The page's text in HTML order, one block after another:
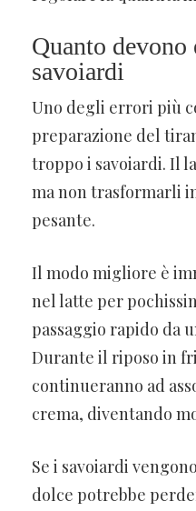
Quanto devono
savoiardi
Uno degli errori più
preparazione del
troppo i savoiardi. Il
ma non trasformarli
pesante.
Il modo migliore è
nel latte per
passaggio rapido da
Durante il riposo in
continueranno ad
crema, diventando
Se i savoiardi
dolce potrebbe